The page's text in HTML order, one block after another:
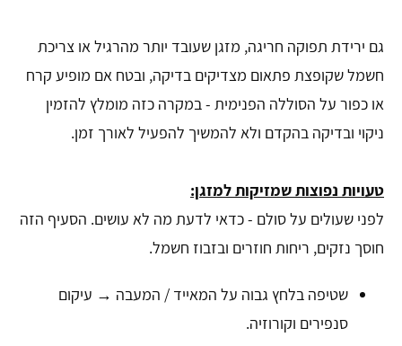
גם ירידת תפוקה חריגה, מזגן שעובד יותר מהרגיל או צריכת
חשמל שקופצת פתאום מצדיקים בדיקה, ובטח אם מופיע קרח
או כפור על הסוללה הפנימית - במקרה כזה מומלץ להזמין
ניקוי ובדיקה בהקדם ולא להמשיך להפעיל לאורך זמן.
טעויות נפוצות שמזיקות למזגן:
לפני שעולים על סולם - כדאי לדעת מה לא עושים. הסעיף הזה
חוסך נזקים, ריחות חוזרים ובזבוז חשמל.
שטיפה בלחץ גבוה על המאייד / המעבה → עיקום
סנפירים וקורוזיה.